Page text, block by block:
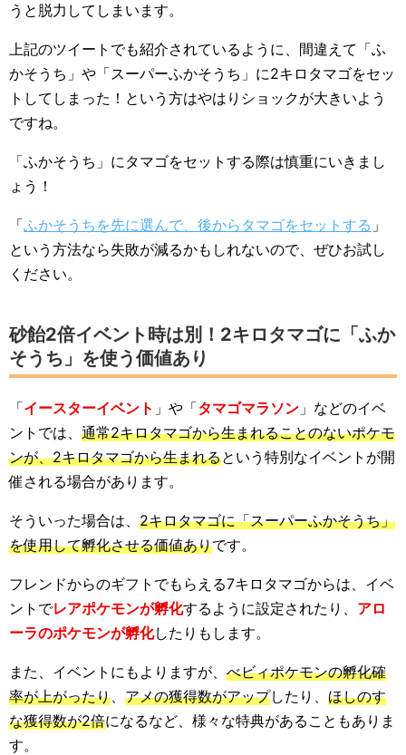
うと脱力してしまいます。
上記のツイートでも紹介されているように、間違えて「ふ
かそうち」や「スーパーふかそうち」に2キロタマゴをセッ
トしてしまった！という方はやはりショックが大きいよう
ですね。
「ふかそうち」にタマゴをセットする際は慎重にいきまし
ょう！
「ふかそうちを先に選んで、後からタマゴをセットする 」
という方法なら失敗が減るかもしれないので、ぜひお試し
ください。
砂飴2倍イベント時は別！2キロタマゴに「ふか
そうち」を使う価値あり
「イースターイベント 」や「タマゴマラソン 」などのイベ
ントでは、 通常2キロタマゴから生まれることのないポケモ
ンが、2キロタマゴから生まれるという特別なイベントが開
催される場合があります。
そういった場合は、 2キロタマゴに「スーパーふかそうち」
を使用して孵化させる価値ありです。
フレンドからのギフトでもらえる7キロタマゴからは、イベ
ントでレアポケモンが孵化するように設定されたり、 アロ
ーラのポケモンが孵化したりもします。
また、イベントにもよりますが、 べビィポケモンの孵化確
率が上がったり、 アメの獲得数がアップしたり、 ほしのす
な獲得数が2倍になるなど、様々な特典があることもありま
す。